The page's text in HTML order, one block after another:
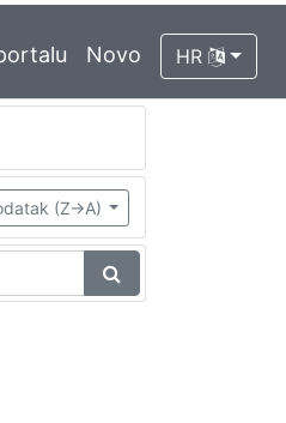
Novo HR
(Z->A)